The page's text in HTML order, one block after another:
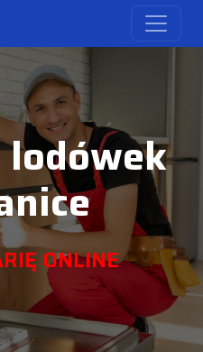
ONLINE